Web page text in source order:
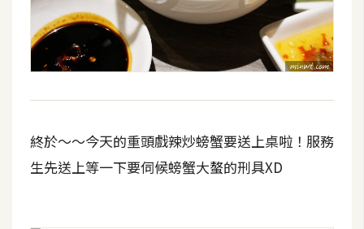
終於～～今天的重頭戲辣炒螃蟹要送上桌啦！服務
生先送上等一下要伺候螃蟹大螯的刑具XD